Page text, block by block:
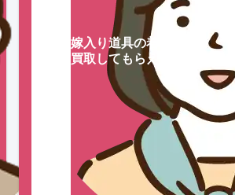
嫁入り道具の着物を
買取してもらえてよかった。